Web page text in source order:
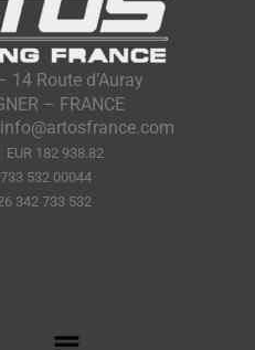
14 Route d’Auray
– FRANCE
182 938.82
532 00044
342 733 532